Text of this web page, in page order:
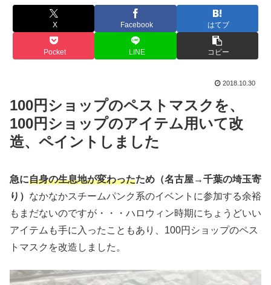
X Facebook はてブ
Pocket LINE コピー
2018.10.30
100円ショップのペストマスクを、
100円ショップのアイテム用いて改
造、ペイントしました
急に自身の生息地が変わったため（名古屋→千葉の埼玉寄
り） なかなかスチームパンク系のイベントに参加する余裕
もまだないのですが・・・ハロウィン時期にちょうどいい
アイテムも手に入ったこともあり、100円ショップのペス
トマスクを改造しました。